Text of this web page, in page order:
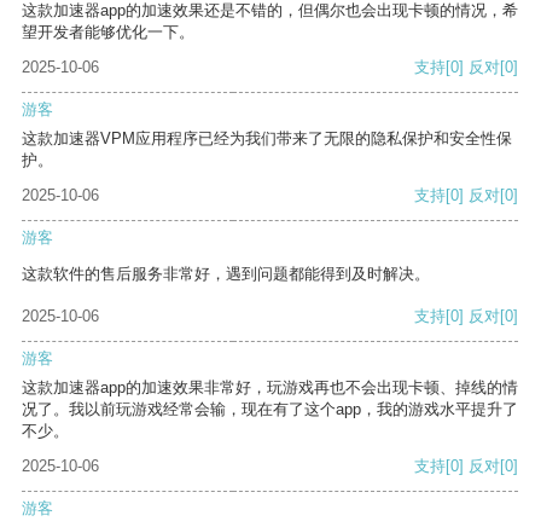
这款加速器app的加速效果还是不错的，但偶尔也会出现卡顿的情况，希
望开发者能够优化一下。
2025-10-06
支持[0] 反对[0]
游客
这款加速器VPM应用程序已经为我们带来了无限的隐私保护和安全性保
护。
2025-10-06
支持[0] 反对[0]
游客
这款软件的售后服务非常好，遇到问题都能得到及时解决。
2025-10-06 支持[0] 反对[0]
游客
这款加速器app的加速效果非常好，玩游戏再也不会出现卡顿、掉线的情
况了。我以前玩游戏经常会输，现在有了这个app，我的游戏水平提升了
不少。
2025-10-06
支持[0] 反对[0]
游客